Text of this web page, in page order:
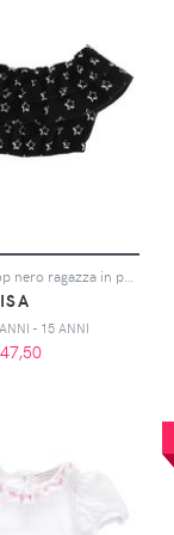
Monnalisa top nero ragazza in popeline stampa stelle
- 15 ANNI
47,50